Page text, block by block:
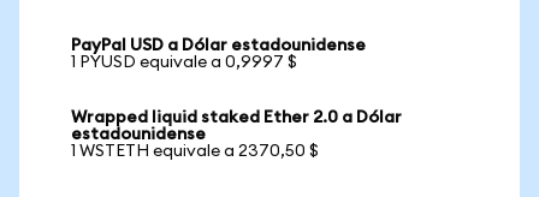
PayPal USD a Dólar estadounidense
1 PYUSD equivale a 0,9997 $
Wrapped liquid staked Ether 2.0 a Dólar
estadounidense
1 WSTETH equivale a 2370,50 $